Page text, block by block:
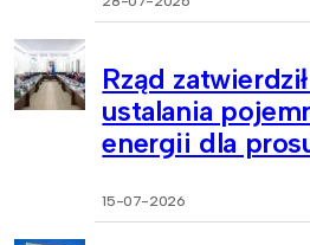
Rząd
ustalania
energii dla
15-07-2026